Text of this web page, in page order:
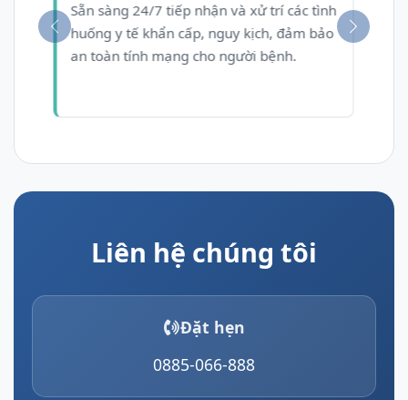
Chuyên sâu chẩn đoán và điều trị các
bệnh lý hệ sinh dục, rối loạn chức năng
sinh lý và vô sinh ở nam giới.
Previous Next
Liên hệ chúng tôi
Đặt hẹn
0885-066-888